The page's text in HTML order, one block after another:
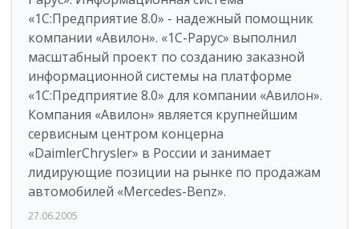
«1С:Предприятие 8.0» - надежный помощник
компании «Авилон». «1С-Рарус» выполнил
масштабный проект по созданию заказной
информационной системы на платформе
«1С:Предприятие 8.0» для компании «Авилон».
Компания «Авилон» является крупнейшим
сервисным центром концерна
«DaimlerChrysler» в России и занимает
лидирующие позиции на рынке по продажам
автомобилей «Mercedes-Benz».
27.06.2005